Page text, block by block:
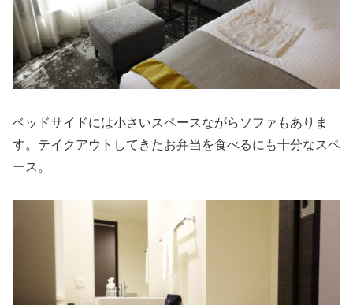
ベッドサイドには小さいスペースながらソファもありま
す。テイクアウトしてきたお弁当を食べるにも十分なスペ
ース。